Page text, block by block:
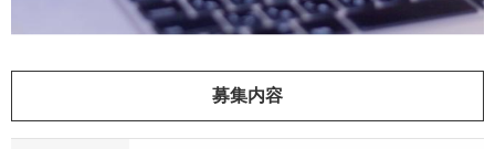
募集内容